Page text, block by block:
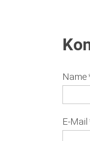
Name
E-Mail